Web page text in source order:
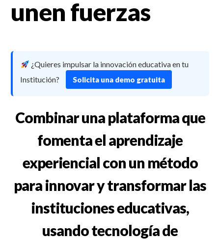
unen fuerzas
¿Quieres impulsar la innovación educativa en tu
Institución?
Solicita una demo gratuita
Combinar una plataforma que
fomenta el aprendizaje
experiencial con un método
para innovar y transformar las
instituciones educativas,
usando tecnología de